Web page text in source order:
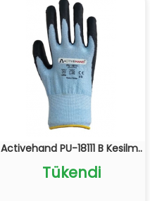
Activehand PU-18111 B Kesilm..
Tükendi